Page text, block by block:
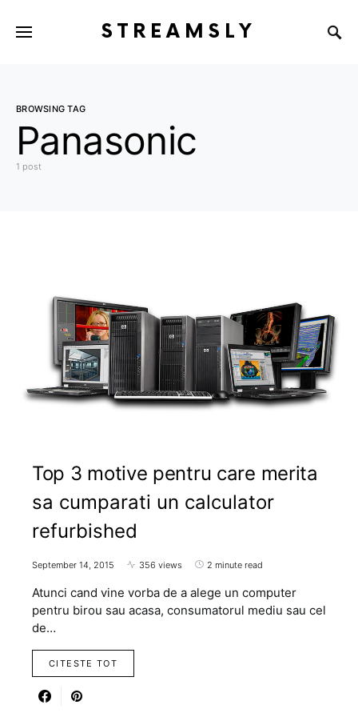
STREAMSLY
BROWSING TAG
Panasonic
1 post
Top 3 motive pentru care merita
sa cumparati un calculator
refurbished
September 14, 2015 356 views 2 minute read
Atunci cand vine vorba de a alege un computer
pentru birou sau acasa, consumatorul mediu sau cel
de…
CITESTE TOT